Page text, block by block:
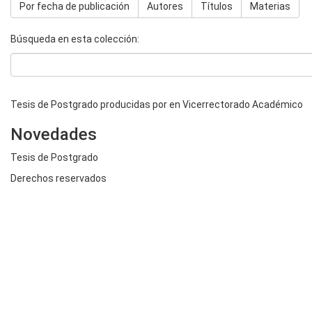
Por fecha de publicación Autores Títulos Materias
Búsqueda en esta colección:
Tesis de Postgrado producidas por en Vicerrectorado Académico
Novedades
Tesis de Postgrado
Derechos reservados